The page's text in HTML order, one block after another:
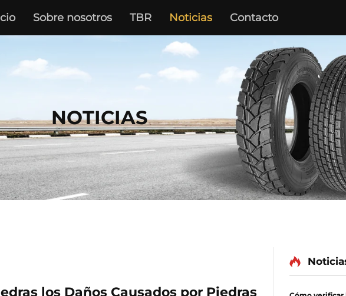
Sobre nosotros TBR Noticias Contacto
NOTICIAS
los Daños Causados por Piedras